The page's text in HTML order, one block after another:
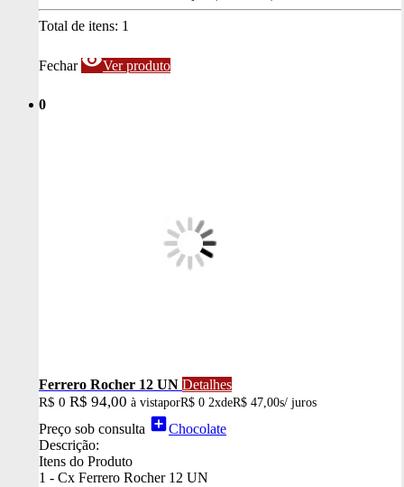
Total de itens: 1
Fechar visibilityVer produto
0
Ferrero Rocher 12 UN Detalhes
R$ 0 R$ 94,00 à vistaporR$ 0 2xdeR$ 47,00s/ juros
Preço sob consulta add_boxChocolate
Descrição:
Itens do Produto
1 - Cx Ferrero Rocher 12 UN